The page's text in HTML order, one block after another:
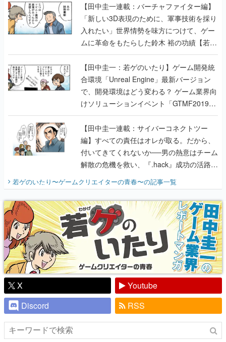
【田中圭一連載：バーチャファイター編】
「新しい3D表現のために、軍事技術を採り
入れたい」世界情勢を味方につけて、ゲー
ムに革命をもたらした鈴木 裕の功績【若ゲ
のいたり】
【田中圭一：若ゲのいたり】ゲーム開発統
合環境「Unreal Engine」最新バージョン
で、開発環境はどう変わる？ ゲーム業界向
けソリューションイベント「GTMF2019」
に行って、より理解を深めよう【PR】
【田中圭一連載：サイバーコネクトツー
編】すべての責任はオレが取る。だから、
付いてきてくれないか──男の熱意はチーム
解散の危機を救い、『.hack』成功の活路を
『少年ジャンプ』色だった【若ゲのいた
り】
若ゲのいたり〜ゲームクリエイターの青春〜の記事一覧
X
Youtube
Discord
RSS